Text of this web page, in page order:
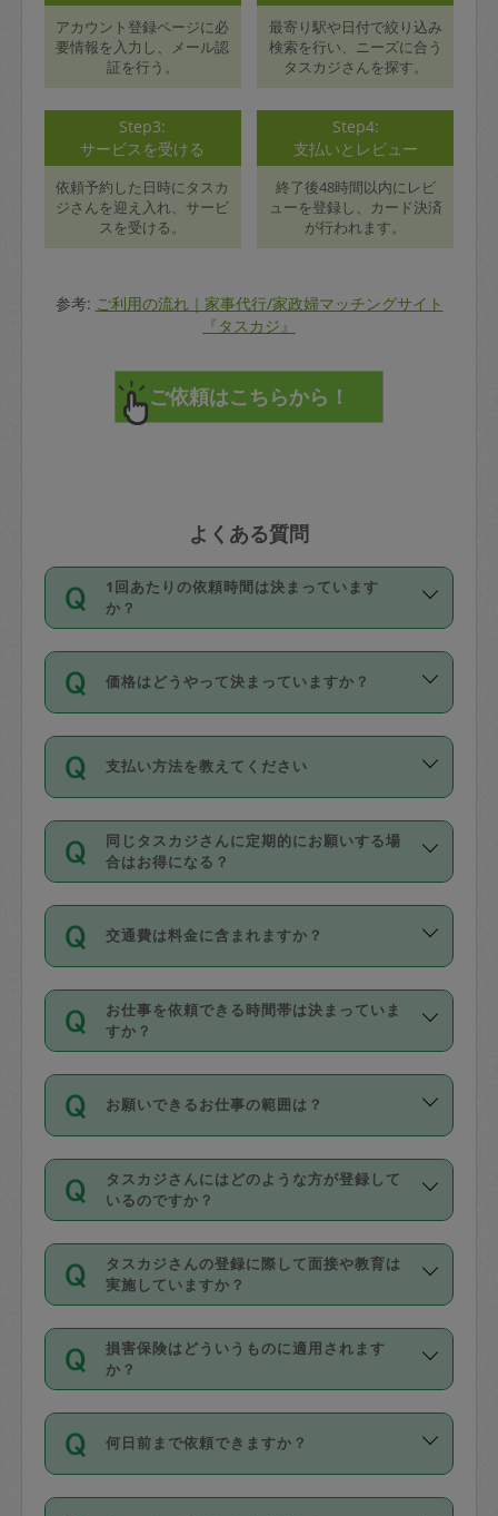
アカウント登録ページに必
要情報を入力し、メール認
証を行う。
最寄り駅や日付で絞り込み
検索を行い、ニーズに合う
タスカジさんを探す。
Step3:
サービスを受ける
依頼予約した日時にタスカ
ジさんを迎え入れ、サービ
スを受ける。
Step4:
支払いとレビュー
終了後48時間以内にレビ
ューを登録し、カード決済
が行われます。
参考: ご利用の流れ｜家事代行/家政婦マッチングサイト
『タスカジ』
よくある質問
1回あたりの依頼時間は決まっています
か？
依頼1回につき3時間固定です。3時間を
超えて依頼したい場合は、延長機能をご
利用ください。機能をご利用いただくに
の上事前申請することが必要です。な
お、3時間を下回っても、値引き等はござ
いません。
価格はどうやって決まっていますか？
11種類の価格帯の中からタスカジさん自
身が価格を選んで設定しています。
タスカジさんの価格設定には最初は制限
があり、レビュー件数、レビューの平均
値、などで除々に設定可能な最高額が上
がっていく仕組みになっています。
支払い方法を教えてください
お支払方法はクレジットカード（Visa／
Master／JCB／AMERICAN EXPRESS／
Diners Club）のみとなります。
を行う際にご入力ください。プロフィー
ル登録時にはご入力いただかなくても大
丈夫です。
デビットカード・プリペイドカード（Vプ
リカ、au WALLETなど）は支払にはご利
銀行振込や現金払いも対応していませ
なお、タスカジさんの交通費も、依頼料
金のご請求と合わせてお支払いとなりま
動計算で表示されます。
同じタスカジさんに定期的にお願いする場
合はお得になる？
依頼には「スポット」と「定期（毎週｜
隔週）」があり、「定期」の依頼は「ス
ポット」よりお得な料金でご利用できま
す。
定期の最低利用回数は設けていない代わ
りに、一定数を超えたキャンセルは有償
（例：毎週定期の場合は３回以上のキャ
ンセルが有償（1200円、隔週定期の場合
は２回以上のキャンセルが有償（1200
交通費は料金に含まれますか？
交通費は依頼料金とは別途発生し、依頼
料金のご請求と合わせてお支払いとなり
ます。交通費の金額は「依頼の詳細」に
お仕事を依頼できる時間帯は決まっていま
すか？
時間帯は3種類あります。いずれも１回あ
たり３時間です。
・ＡＭ ９時～１２時
・ＰＭ １３時～１６時
・夜 １８時～２１時
開始時間を２時間前後変更することが可
能です。依頼送信後、個別にタスカジさ
んにメッセージを送り調整してくださ
い。ただし、２時間を越えての調整はで
時間も被らない場合、損害保険の対象外
お願いできるお仕事の範囲は？
掃除、整理収納、洗濯、買い物、料理、
作り置きです。タスカジさんによってで
きる仕事の範囲が異なりますので、依頼
する前にタスカジさんのプロフィールで
確認してください。
基本的に、高所での作業や危険作業、屋
外での作業は対象外です。
タスカジさんにはどのような方が登録して
いるのですか？
主婦として長年の家事経験をお持ちの
方、栄養士・調理師といった資格者で保
育園や学校の給食やレストランで料理関
係の専門職に従事されていた方、日本で
すでにハウスキーパーや英語の先生とし
てお仕事をしているフィリピン出身の
社員など様々なバックグラウンドの方が
登録しています。
タスカジさんの登録に際して面接や教育は
実施していますか？
応募の際に、各自事務局との面接と説明
を行っています。その後、身分証明書の
写真提出をしていただいています。外国
確認しています。タスカジさんトレーニ
ング動画を使ったセルフトレーニングの
損害保険はどういうものに適用されます
か？
依頼者とタスカジさんとの間でタスカジ
を通して成立した作業時間内での作業に
適用されます。作業範囲は、掃除、洗
何日前まで依頼できますか？
ご依頼は、現在を起点に3日後（72時間